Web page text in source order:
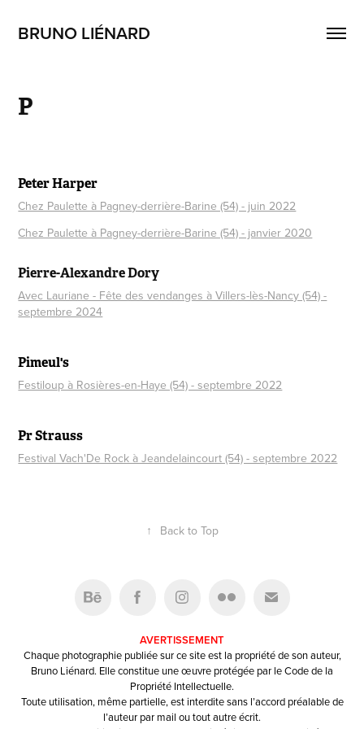
BRUNO LIÉNARD
P
Peter Harper
Chez Paulette à Pagney-derrière-Barine (54) - juin 2022
Chez Paulette à Pagney-derrière-Barine (54) - janvier 2020
Pierre-Alexandre Dory
Avec Lauriane - Fête des vendanges à Villers-lès-Nancy (54) -
septembre 2024
Pimeul's
Festiloup à Rosières-en-Haye (54) - septembre 2022
Pr Strauss
Festival Vach'De Rock à Jeandelaincourt (54) - septembre 2022
↑ Back to Top
AVERTISSEMENT
Chaque photographie publiée sur ce site est la propriété de son auteur,
Bruno Liénard. Elle constitue une œuvre protégée par le Code de la
Propriété Intellectuelle.
Toute utilisation, même partielle, est interdite sans l’accord préalable de
l’auteur par mail ou tout autre écrit.